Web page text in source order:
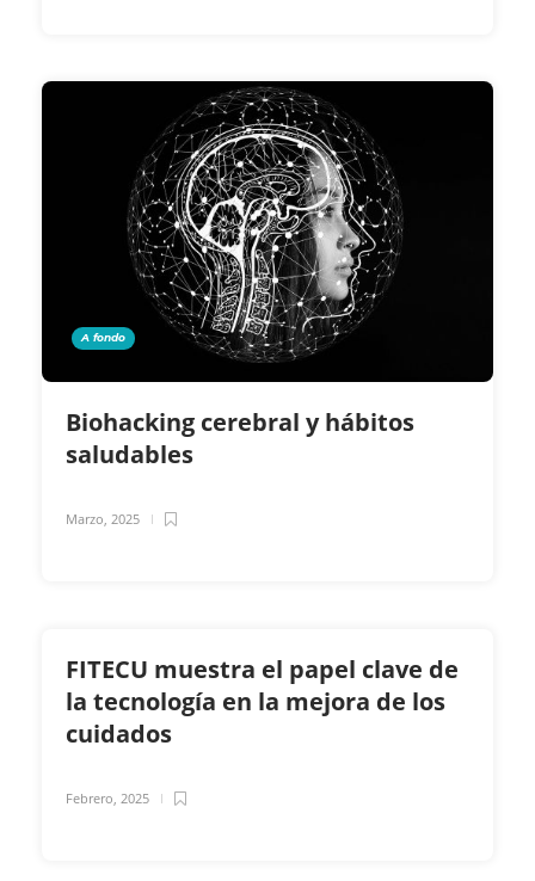
A fondo
Biohacking cerebral y hábitos
saludables
Marzo, 2025
FITECU muestra el papel clave de
la tecnología en la mejora de los
cuidados
Febrero, 2025